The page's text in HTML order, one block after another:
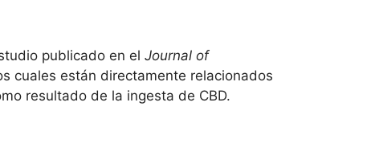
publicado en el Journal of
cuales están directamente relacionados
resultado de la ingesta de CBD.